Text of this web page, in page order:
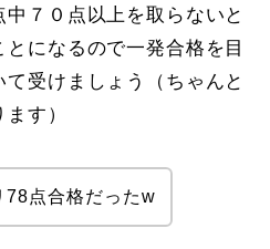
７０点以上を取らないと
になるので一発合格を目
受けましょう（ちゃんと
す）
78点合格だったw